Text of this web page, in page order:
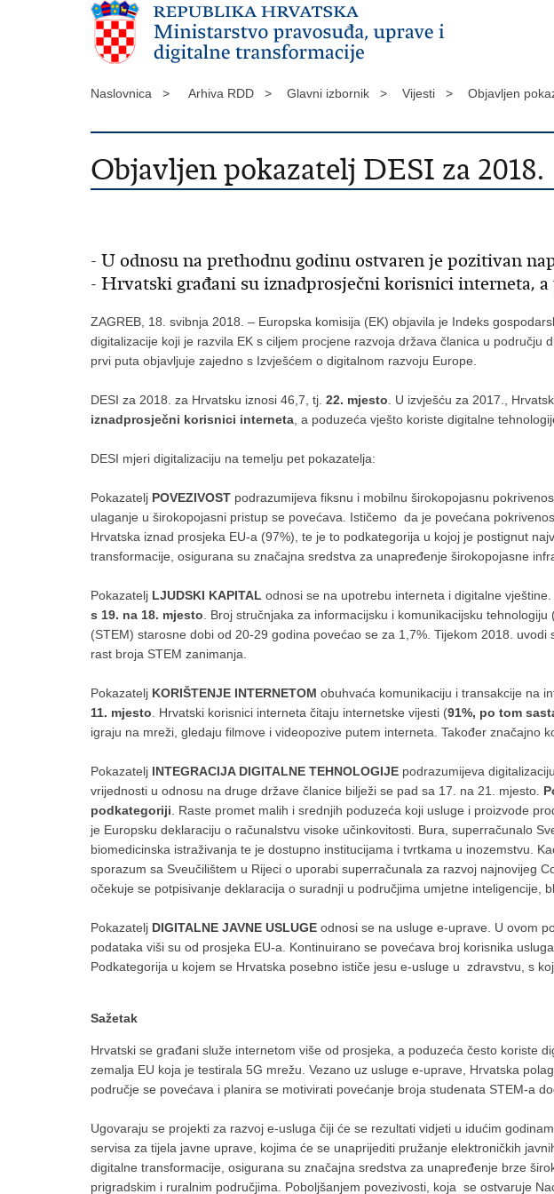
Naslovnica > Arhiva RDD > Glavni izbornik > Vijesti > Objavljen
Objavljen pokazatelj DESI za 2018.
- U odnosu na prethodnu godinu ostvaren je pozitivan
- Hrvatski građani su iznadprosječni korisnici interneta,
ZAGREB, 18. svibnja 2018. – Europska komisija (EK) objavila je Indeks
digitalizacije koji je razvila EK s ciljem procjene razvoja država članica u
prvi puta objavljuje zajedno s Izvješćem o digitalnom razvoju Europe.
DESI za 2018. za Hrvatsku iznosi 46,7, tj. 22. mjesto . U izvješću za 2017.,
iznadprosječni korisnici interneta , a poduzeća vješto koriste digitalne
DESI mjeri digitalizaciju na temelju pet pokazatelja:
Pokazatelj POVEZIVOST podrazumijeva fiksnu i mobilnu širokopojasnu
ulaganje u širokopojasni pristup se povećava. Ističemo da je povećana
Hrvatska iznad prosjeka EU-a (97%), te je to podkategorija u kojoj je postignut
transformacije, osigurana su značajna sredstva za unapređenje širokopojasne
Pokazatelj LJUDSKI KAPITAL odnosi se na upotrebu interneta i digitalne vještine.
s 19. na 18. mjesto . Broj stručnjaka za informacijsku i komunikacijsku
(STEM) starosne dobi od 20-29 godina povećao se za 1,7%. Tijekom 2018.
rast broja STEM zanimanja.
Pokazatelj KORIŠTENJE INTERNETOM obuhvaća komunikaciju i transakcije na
11. mjesto . Hrvatski korisnici interneta čitaju internetske vijesti (91%, po tom
igraju na mreži, gledaju filmove i videopozive putem interneta. Također značajno
Pokazatelj INTEGRACIJA DIGITALNE TEHNOLOGIJE podrazumijeva
vrijednosti u odnosu na druge države članice bilježi se pad sa 17. na 21. mjesto.
podkategoriji . Raste promet malih i srednjih poduzeća koji usluge i proizvode
je Europsku deklaraciju o računalstvu visoke učinkovitosti. Bura, superračunalo
biomedicinska istraživanja te je dostupno institucijama i tvrtkama u inozemstvu.
sporazum sa Sveučilištem u Rijeci o uporabi superračunala za razvoj najnovijeg
očekuje se potpisivanje deklaracija o suradnji u područjima umjetne inteligencije,
Pokazatelj DIGITALNE JAVNE USLUGE odnosi se na usluge e-uprave. U ovom
podataka viši su od prosjeka EU-a. Kontinuirano se povećava broj korisnika
Podkategorija u kojem se Hrvatska posebno ističe jesu e-usluge u zdravstvu, s
Sažetak
Hrvatski se građani služe internetom više od prosjeka, a poduzeća često koriste
zemalja EU koja je testirala 5G mrežu. Vezano uz usluge e-uprave, Hrvatska
područje se povećava i planira se motivirati povećanje broja studenata STEM-a
Ugovaraju se projekti za razvoj e-usluga čiji će se rezultati vidjeti u idućim
servisa za tijela javne uprave, kojima će se unaprijediti pružanje elektroničkih
digitalne transformacije, osigurana su značajna sredstva za unapređenje brze
prigradskim i ruralnim područjima. Poboljšanjem povezivosti, koja se ostvaruje